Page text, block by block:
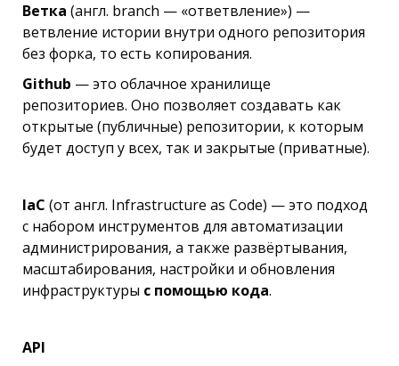
Ветка (англ. branch — «ответвление») —
ветвление истории внутри одного репозитория
без форка, то есть копирования.
Github — это облачное хранилище
репозиториев. Оно позволяет создавать как
открытые (публичные) репозитории, к которым
будет доступ у всех, так и закрытые (приватные).
IaC (от англ. Infrastructure as Code) — это подход
c набором инструментов для автоматизации
администрирования, а также развёртывания,
масштабирования, настройки и обновления
инфраструктуры с помощью кода.
API